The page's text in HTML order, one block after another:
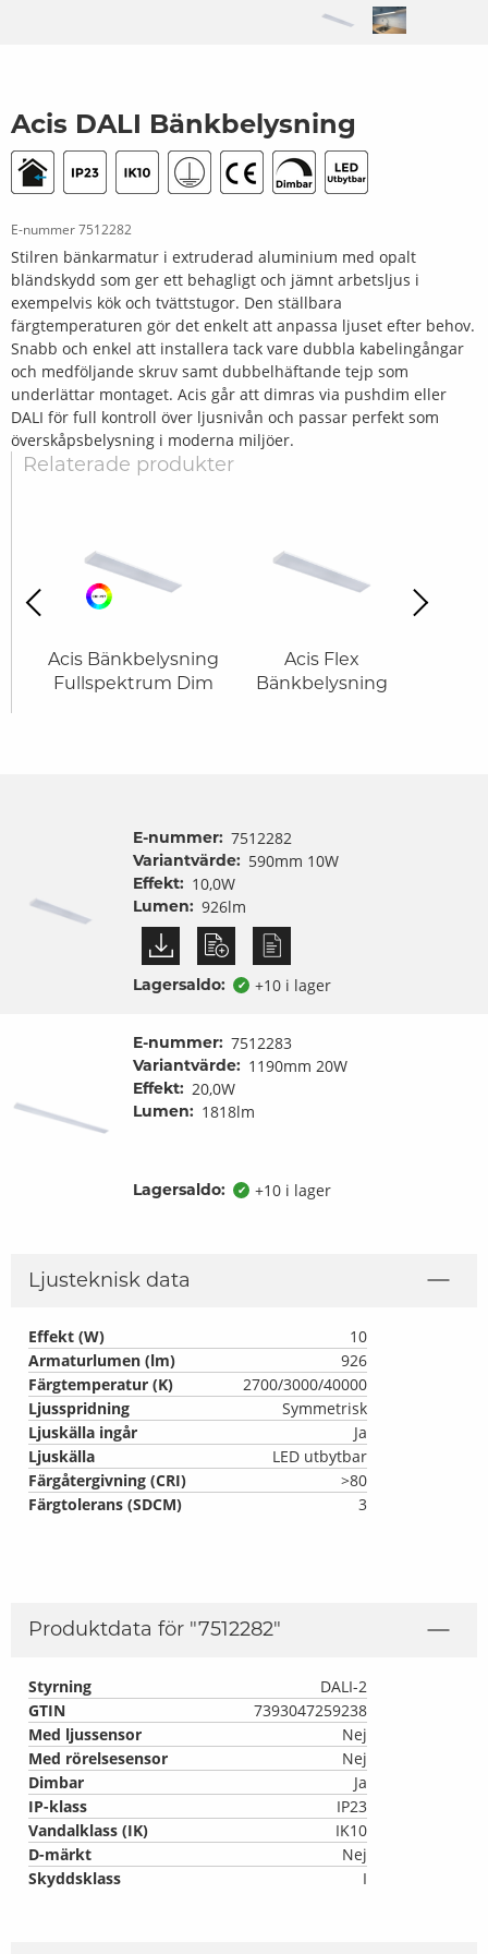
Acis DALI Bänkbelysning
E-nummer7512282
Stilren bänkarmatur i extruderad aluminium med opalt
bländskydd som ger ett behagligt och jämnt arbetsljus i
exempelvis kök och tvättstugor. Den ställbara
färgtemperaturen gör det enkelt att anpassa ljuset efter behov.
Snabb och enkel att installera tack vare dubbla kabelingångar
och medföljande skruv samt dubbelhäftande tejp som
underlättar montaget. Acis går att dimras via pushdim eller
DALI för full kontroll över ljusnivån och passar perfekt som
överskåpsbelysning i moderna miljöer.
Relaterade produkter
Acis Bänkbelysning
Fullspektrum Dim
Acis Flex
Bänkbelysning
Next
E-nummer: 7512282
Variantvärde: 590mm 10W
Effekt: 10,0W
Lumen: 926lm
Lagersaldo: ✔ +10 i lager
E-nummer: 7512283
Variantvärde: 1190mm 20W
Effekt: 20,0W
Lumen: 1818lm
Lagersaldo: ✔ +10 i lager
Ljusteknisk data
Effekt (W)
10
Armaturlumen (lm)
926
Färgtemperatur (K)
2700/3000/40000
Ljusspridning
Symmetrisk
Ljuskälla ingår
Ja
Ljuskälla
LED utbytbar
Färgåtergivning (CRI)
>80
Färgtolerans (SDCM)
3
Produktdata för "7512282"
Styrning
DALI-2
GTIN
7393047259238
Med ljussensor
Nej
Med rörelsesensor
Nej
Dimbar
Ja
IP-klass
IP23
Vandalklass (IK)
IK10
D-märkt
Nej
Skyddsklass
I